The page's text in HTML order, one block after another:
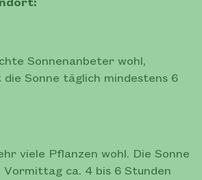
Sonnenanbeter wohl,
die Sonne täglich mindestens 6
viele Pflanzen wohl. Die Sonne
Vormittag ca. 4 bis 6 Stunden